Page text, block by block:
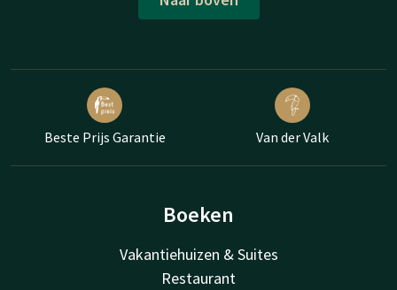
Beste Prijs Garantie Van der Valk
Boeken
Vakantiehuizen & Suites
Restaurant